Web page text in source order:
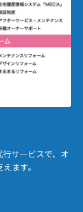
サービスで、オ
ます。